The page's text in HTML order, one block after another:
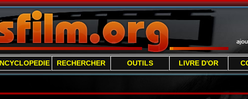
RECHERCHER OUTILS LIVRE D'OR